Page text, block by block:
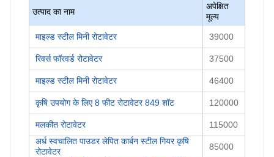
उत्पाद का नाम
अपेक्षित
मूल्य
माइल्ड स्टील मिनी रोटावेटर 39000
रिवर्स फॉरवर्ड रोटावेटर 37500
माइल्ड स्टील मिनी रोटावेटर 46400
कृषि उपयोग के लिए 8 फीट रोटावेटर 849 शॉट 120000
मलकीत रोटावेटर
115000
अर्ध स्वचालित पाउडर लेपित कार्बन स्टील गियर कृषि
रोटावेटर
85000